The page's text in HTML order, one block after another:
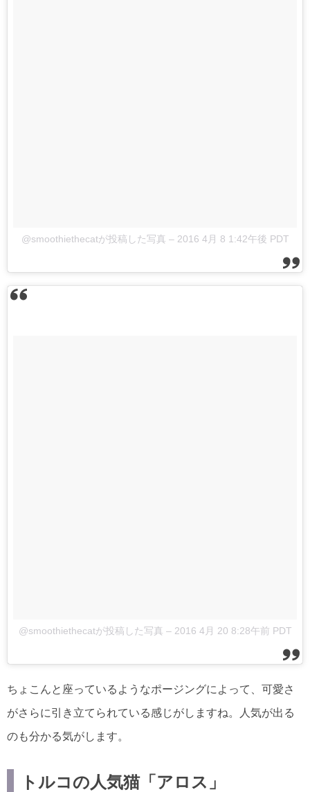
@smoothiethecatが投稿した写真 – 2016 4月 8 1:42午後 PDT
@smoothiethecatが投稿した写真 – 2016 4月 20 8:28午前 PDT
ちょこんと座っているようなポージングによって、可愛さ
がさらに引き立てられている感じがしますね。人気が出る
のも分かる気がします。
トルコの人気猫「アロス」